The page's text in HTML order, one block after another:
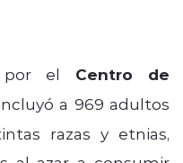
por el Centro de
a 969 adultos
razas y etnias,